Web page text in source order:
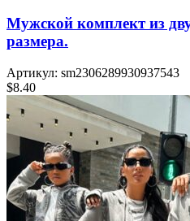
Мужской комплект из
размера.
Артикул: sm2306289930937543
$8.40